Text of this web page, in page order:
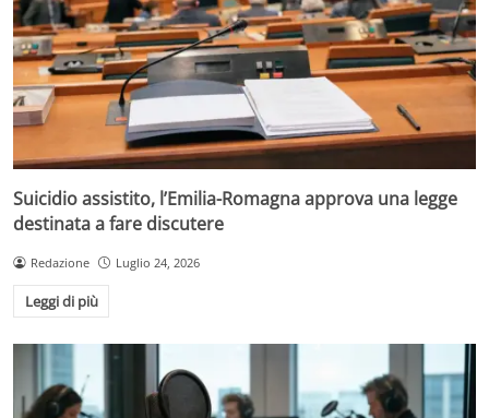
Suicidio assistito, l’Emilia-Romagna approva una legge
destinata a fare discutere
Redazione Luglio 24, 2026
Leggi di più